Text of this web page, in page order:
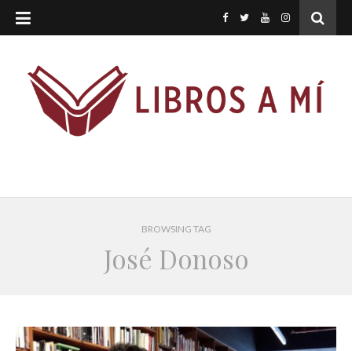
BROWSING TAG
José Donoso